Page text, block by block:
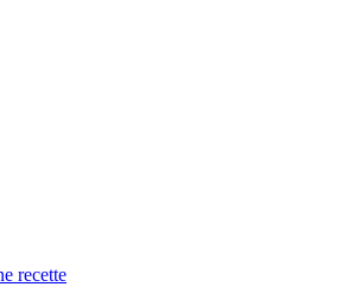
recette